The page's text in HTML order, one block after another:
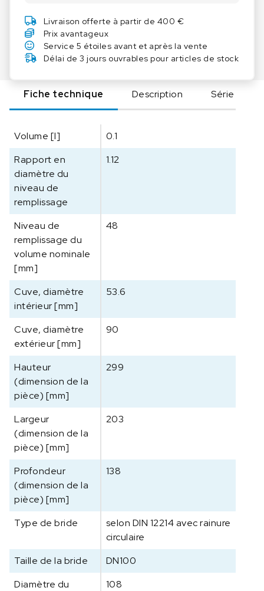
t
é
d
e
K
A
S
1
0
0
D
R
e
a
c
t
o
r
s
s
e
l
Livraison offerte à partir de 400 €
Prix avantageux
Service 5 étoiles avant et après la vente
Délai de 3 jours ouvrables pour articles de stock
Fiche technique Description Série
Volume [l]
0.1
Rapport en
diamètre du
niveau de
remplissage
1.12
Niveau de
remplissage du
volume nominale
[mm]
48
Cuve, diamètre
intérieur [mm]
53.6
Cuve, diamètre
extérieur [mm]
90
Hauteur
(dimension de la
pièce) [mm]
299
Largeur
(dimension de la
pièce) [mm]
203
Profondeur
(dimension de la
pièce) [mm]
138
Type de bride
selon DIN 12214 avec rainure
circulaire
Taille de la bride
DN100
Diamètre du
108